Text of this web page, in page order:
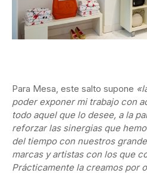
Para Mesa, este salto supone
poder exponer mi trabajo con
todo aquel que lo desee, a la
reforzar las sinergias que
del tiempo con nuestros
marcas y artistas con los que
Prácticamente la creamos por